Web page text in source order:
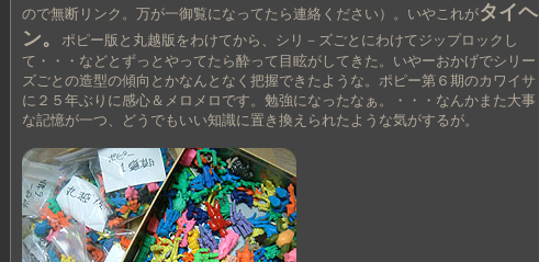
ので無断リンク。万が一御覧になってたら連絡ください）。いやこれがタイヘ
ン。
ポピー版と丸越版をわけてから、シリ－ズごとにわけてジップロックし
て・・・などとずっとやってたら酔って目眩がしてきた。いやーおかげでシリー
ズごとの造型の傾向とかなんとなく把握できたような。ポピー第６期のカワイサ
に２５年ぶりに感心＆メロメロです。勉強になったなぁ。・・・なんかまた大事
な記憶が一つ、どうでもいい知識に置き換えられたような気がするが。